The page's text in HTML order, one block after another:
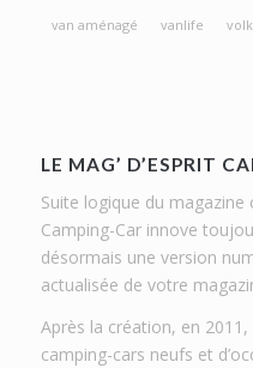
van aménagé
vanlife
LE MAG’ D’ESPRIT
Suite logique du magazine
Camping-Car innove
désormais une version
actualisée de votre
Après la création, en
camping-cars neufs et